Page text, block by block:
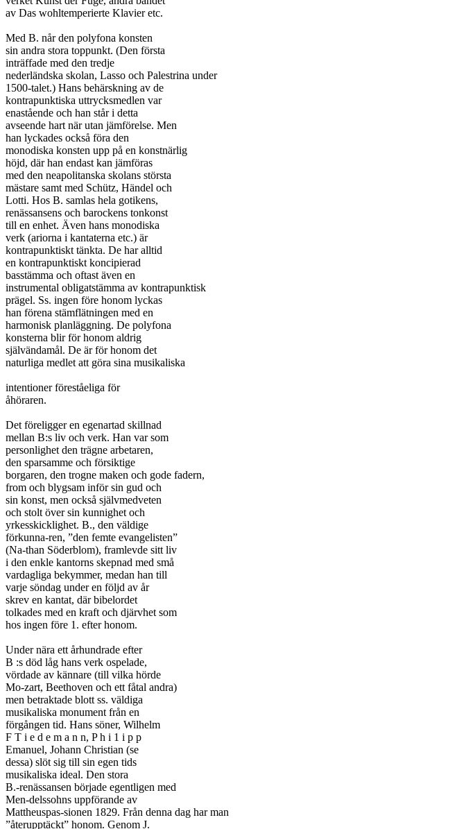
av Das wohltemperierte Klavier etc.
Med B. når den polyfona konsten
sin andra stora toppunkt. (Den första
inträffade med den tredje
nederländska skolan, Lasso och Palestrina under
1500-talet.) Hans behärskning av de
kontrapunktiska uttrycksmedlen var
enastående och han står i detta
avseende hart när utan jämförelse. Men
han lyckades också föra den
monodiska konsten upp på en konstnärlig
höjd, där han endast kan jämföras
med den neapolitanska skolans största
mästare samt med Schütz, Händel och
Lotti. Hos B. samlas hela gotikens,
renässansens och barockens tonkonst
till en enhet. Även hans monodiska
verk (ariorna i kantaterna etc.) är
kontrapunktiskt tänkta. De har alltid
en kontrapunktiskt koncipierad
basstämma och oftast även en
instrumental obligatstämma av kontrapunktisk
prägel. Ss. ingen före honom lyckas
han förena stämflätningen med en
harmonisk planläggning. De polyfona
konsterna blir för honom aldrig
självändamål. De är för honom det
naturliga medlet att göra sina musikaliska
intentioner föreståeliga för
åhöraren.
Det föreligger en egenartad skillnad
mellan B:s liv och verk. Han var som
personlighet den trägne arbetaren,
den sparsamme och försiktige
borgaren, den trogne maken och gode fadern,
from och blygsam inför sin gud och
sin konst, men också självmedveten
och stolt över sin kunnighet och
yrkesskicklighet. B., den väldige
förkunna-ren, ”den femte evangelisten”
(Na-than Söderblom), framlevde sitt liv
i den enkle kantorns skepnad med små
vardagliga bekymmer, medan han till
varje söndag under en följd av år
skrev en kantat, där bibelordet
tolkades med en kraft och djärvhet som
hos ingen före 1. efter honom.
Under nära ett århundrade efter
B :s död låg hans verk ospelade,
vördade av kännare (till vilka hörde
Mo-zart, Beethoven och ett fåtal andra)
men betraktade blott ss. väldiga
musikaliska monument från en
förgången tid. Hans söner, Wilhelm
F T i e d e m a n n, P h i 1 i p p
Emanuel, Johann Christian (se
dessa) slöt sig till sin egen tids
musikaliska ideal. Den stora
B.-renässansen började egentligen med
Men-delssohns uppförande av
Mattheuspas-sionen 1829. Från denna dag har man
”återupptäckt” honom. Genom J.